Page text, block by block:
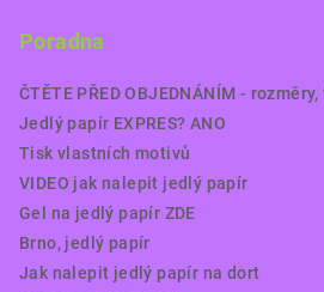
Poradna
ČTĚTE PŘED OBJEDNÁNÍM -
Jedlý papír EXPRES? ANO
Tisk vlastních motivů
VIDEO jak nalepit jedlý papír
Gel na jedlý papír ZDE
Brno, jedlý papír
Jak nalepit jedlý papír na dort